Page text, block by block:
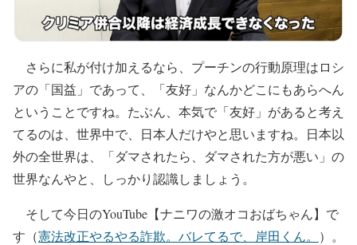
さらに私が付け加えるなら、プーチンの行動原理はロシ
アの「国益」であって、「友好」なんかどこにもあらへん
ということですね。たぶん、本気で「友好」があると考え
てるのは、世界中で、日本人だけやと思いますね。日本以
外の全世界は、「ダマされたら、ダマされた方が悪い」の
世界なんやと、しっかり認識しましょう。
そして今日のYouTube【ナニワの激オコおばちゃん】で
す（憲法改正やるやる詐欺。バレてるで、岸田くん。 ）。